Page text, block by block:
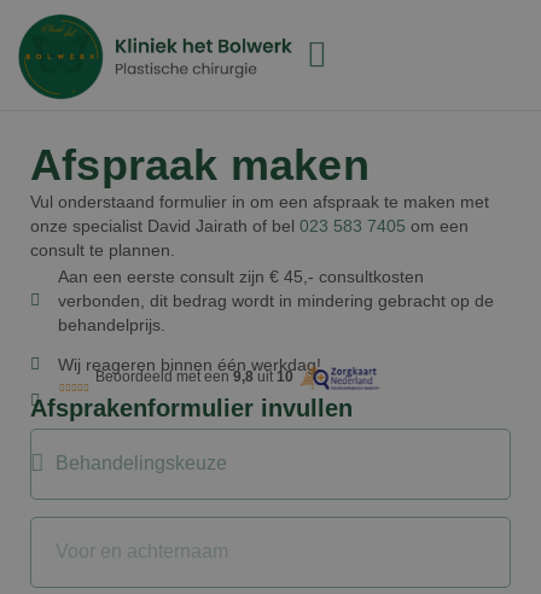
Afspraak maken
Vul onderstaand formulier in om een afspraak te maken met
onze specialist David Jairath of bel 023 583 7405 om een
consult te plannen.
Aan een eerste consult zijn € 45,- consultkosten
verbonden, dit bedrag wordt in mindering gebracht op de
behandelprijs.
Wij reageren binnen één werkdag!
Beoordeeld met een 9,8 uit 10
Afsprakenformulier invullen